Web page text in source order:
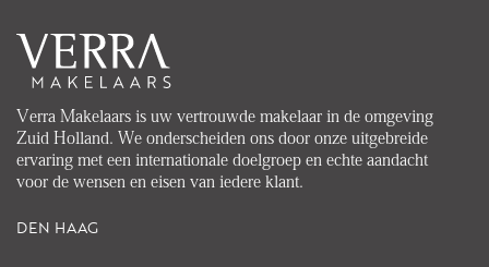
Verra Makelaars is uw vertrouwde makelaar in de omgeving
Zuid Holland. We onderscheiden ons door onze uitgebreide
ervaring met een internationale doelgroep en echte aandacht
voor de wensen en eisen van iedere klant.
DEN HAAG